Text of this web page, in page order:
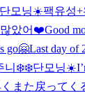
단모닝☀️팩유성
많았어❤️Good
go🤗Last day of
니 ❄️❄️단모닝☀️
また戻ってく